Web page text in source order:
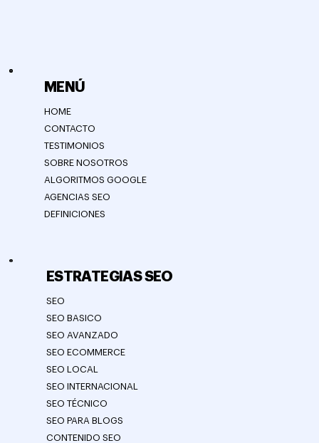
MENÚ
HOME
CONTACTO
TESTIMONIOS
SOBRE NOSOTROS
ALGORITMOS GOOGLE
AGENCIAS SEO
DEFINICIONES
ESTRATEGIAS SEO
SEO
SEO BASICO
SEO AVANZADO
SEO ECOMMERCE
SEO LOCAL
SEO INTERNACIONAL
SEO TÉCNICO
SEO PARA BLOGS
CONTENIDO SEO